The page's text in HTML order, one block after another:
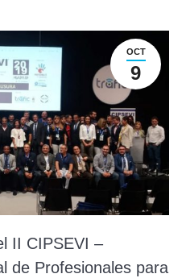
OCT
9
II CIPSEVI –
de Profesionales para